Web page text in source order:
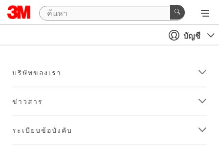
บัญชี
บริษัทของเรา
ข่าวสาร
ระเบียบข้อบังคับ